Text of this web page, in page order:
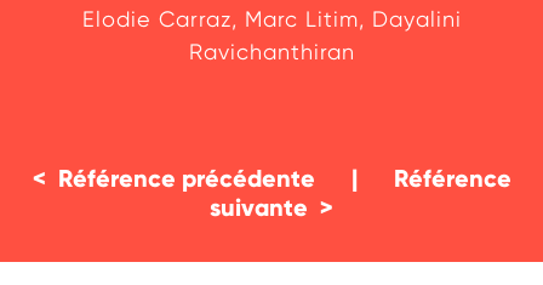
Elodie Carraz, Marc Litim, Dayalini
Ravichanthiran
< Référence précédente |
Référence
suivante >